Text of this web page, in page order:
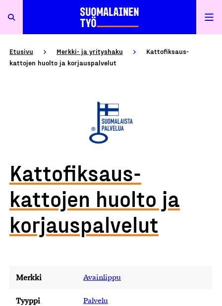
Etusivu Merkki- ja yrityshaku
Kattofiksaus-
kattojen huolto ja korjauspalvelut
Kattofiksaus-
kattojen huolto ja
korjauspalvelut
Merkki Avainlippu
Tyyppi Palvelu